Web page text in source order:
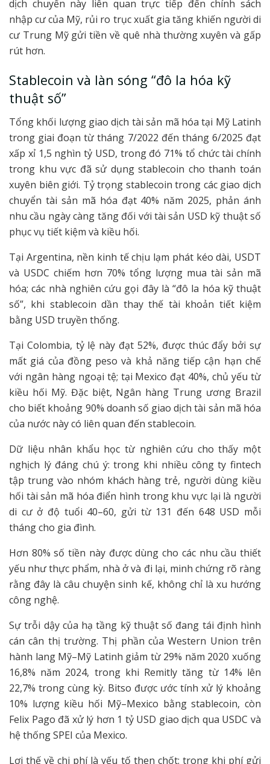
dịch chuyển này liên quan trực tiếp đến chính sách
nhập cư của Mỹ, rủi ro trục xuất gia tăng khiến người di
cư Trung Mỹ gửi tiền về quê nhà thường xuyên và gấp
rút hơn.
Stablecoin và làn sóng “đô la hóa kỹ
thuật số”
Tổng khối lượng giao dịch tài sản mã hóa tại Mỹ Latinh
trong giai đoạn từ tháng 7/2022 đến tháng 6/2025 đạt
xấp xỉ 1,5 nghìn tỷ USD, trong đó 71% tổ chức tài chính
trong khu vực đã sử dụng stablecoin cho thanh toán
xuyên biên giới. Tỷ trọng stablecoin trong các giao dịch
chuyển tài sản mã hóa đạt 40% năm 2025, phản ánh
nhu cầu ngày càng tăng đối với tài sản USD kỹ thuật số
phục vụ tiết kiệm và kiều hối.
Tại Argentina, nền kinh tế chịu lạm phát kéo dài, USDT
và USDC chiếm hơn 70% tổng lượng mua tài sản mã
hóa; các nhà nghiên cứu gọi đây là “đô la hóa kỹ thuật
số”, khi stablecoin dần thay thế tài khoản tiết kiệm
bằng USD truyền thống.
Tại Colombia, tỷ lệ này đạt 52%, được thúc đẩy bởi sự
mất giá của đồng peso và khả năng tiếp cận hạn chế
với ngân hàng ngoại tệ; tại Mexico đạt 40%, chủ yếu từ
kiều hối Mỹ. Đặc biệt, Ngân hàng Trung ương Brazil
cho biết khoảng 90% doanh số giao dịch tài sản mã hóa
của nước này có liên quan đến stablecoin.
Dữ liệu nhân khẩu học từ nghiên cứu cho thấy một
nghịch lý đáng chú ý: trong khi nhiều công ty fintech
tập trung vào nhóm khách hàng trẻ, người dùng kiều
hối tài sản mã hóa điển hình trong khu vực lại là người
di cư ở độ tuổi 40–60, gửi từ 131 đến 648 USD mỗi
tháng cho gia đình.
Hơn 80% số tiền này được dùng cho các nhu cầu thiết
yếu như thực phẩm, nhà ở và đi lại, minh chứng rõ ràng
rằng đây là câu chuyện sinh kế, không chỉ là xu hướng
công nghệ.
Sự trỗi dậy của hạ tầng kỹ thuật số đang tái định hình
cán cân thị trường. Thị phần của Western Union trên
hành lang Mỹ–Mỹ Latinh giảm từ 29% năm 2020 xuống
16,8% năm 2024, trong khi Remitly tăng từ 14% lên
22,7% trong cùng kỳ. Bitso được ước tính xử lý khoảng
10% lượng kiều hối Mỹ–Mexico bằng stablecoin, còn
Felix Pago đã xử lý hơn 1 tỷ USD giao dịch qua USDC và
hệ thống SPEI của Mexico.
Lợi thế về chi phí là yếu tố then chốt: trong khi phí gửi